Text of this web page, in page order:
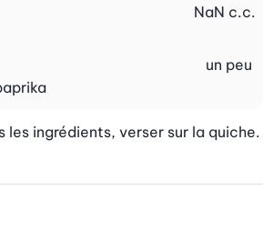
NaN c.c.
un peu
les ingrédients, verser sur la quiche.